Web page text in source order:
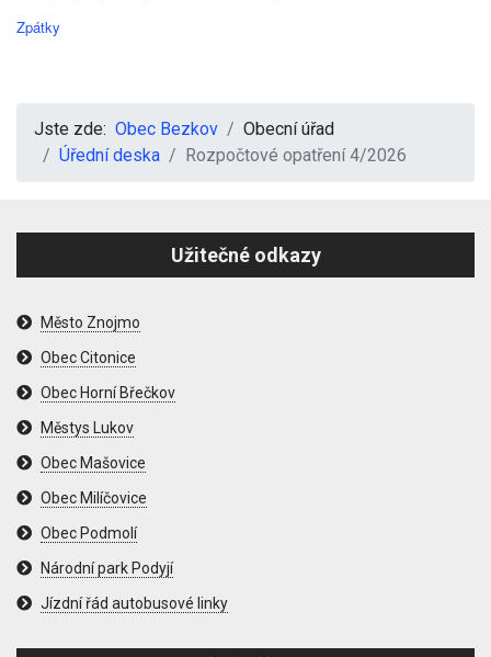
Zpátky
Jste zde: Obec Bezkov
Obecní úřad
Úřední deska
Rozpočtové opatření 4/2026
Užitečné odkazy
Město Znojmo
Obec Citonice
Obec Horní Břečkov
Městys Lukov
Obec Mašovice
Obec Milíčovice
Obec Podmolí
Národní park Podyjí
Jízdní řád autobusové linky